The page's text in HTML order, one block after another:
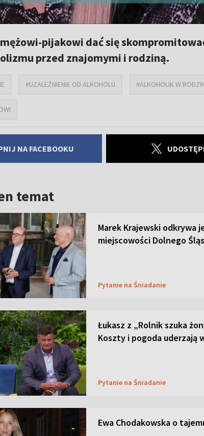
pijakowi dać się
przed znajomymi i rodziną.
#UZALEŻNIENIE OD ALKOHOLU #ALKOHOLIK W
NA FACEBOOKU
temat
Marek Krajewski odkrywa
miejscowości Dolnego
Pytanie na Śniadanie
Łukasz z „Rolnik szuka
Koszty i pogoda uderzają
Pytanie na Śniadanie
Ewa Chodakowska o